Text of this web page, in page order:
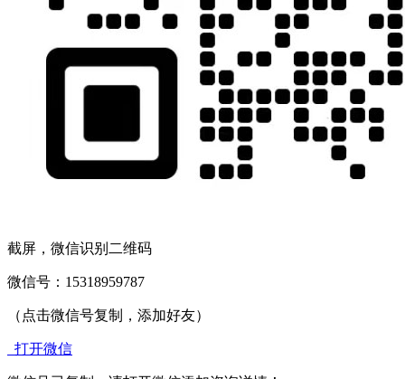
截屏，微信识别二维码
微信号： 15318959787
（点击微信号复制，添加好友）
打开微信